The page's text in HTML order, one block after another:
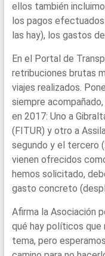
ellos también
los pagos
las hay), los gastos
En el Portal de
retribuciones brutas
viajes realizados.
siempre
en 2017: Uno a
(FITUR) y otro a
segundo y el tercero
vienen ofrecidos
hemos solicitado,
gasto concreto
Afirma la Asociación
qué hay políticos que
tema, pero